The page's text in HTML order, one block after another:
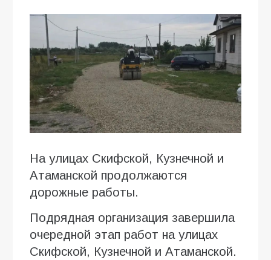
На улицах Скифской, Кузнечной и
Атаманской продолжаются
дорожные работы.
Подрядная организация завершила
очередной этап работ на улицах
Скифской, Кузнечной и Атаманской.